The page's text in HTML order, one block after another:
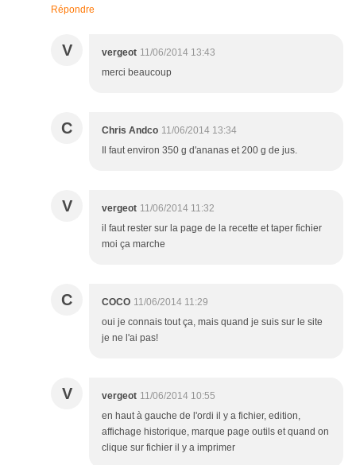
Répondre
V vergeot 11/06/2014 13:43
merci beaucoup
C Chris Andco 11/06/2014 13:34
Il faut environ 350 g d'ananas et 200 g de jus.
V vergeot 11/06/2014 11:32
il faut rester sur la page de la recette et taper fichier
moi ça marche
C COCO 11/06/2014 11:29
oui je connais tout ça, mais quand je suis sur le site
je ne l'ai pas!
V vergeot 11/06/2014 10:55
en haut à gauche de l'ordi il y a fichier, edition,
affichage historique, marque page outils et quand on
clique sur fichier il y a imprimer